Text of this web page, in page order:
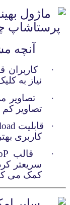
آنچه
·
کاربران
نیاز به
·
تصاویر
تصاویر
·
قابلیت
کاربری
·
قالب
سریعتر
کمک می